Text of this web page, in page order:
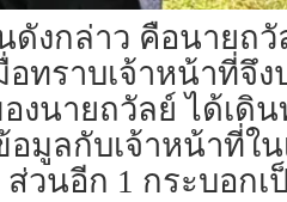
กล่าว คือนายถวั
ทราบเจ้าหน้าที่จึ
งนายถวัลย์ ได้เดิ
มูลกับเจ้าหน้าที่ใ
วนอีก 1 กระบอก